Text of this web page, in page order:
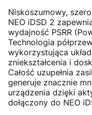
Niskoszumowy,
NEO iDSD 2
wydajność PSRR
Technologia
wykorzystująca
zniekształcenia i
Całość uzupełnia
generuje znacznie
urządzenia dzięki
dołączony do NEO